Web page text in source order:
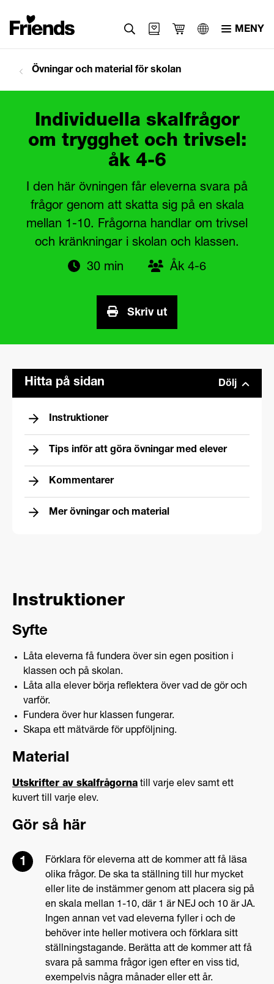
MENY
Övningar och material för skolan
Individuella skalfrågor
om trygghet och trivsel:
åk 4-6
I den här övningen får eleverna svara på
frågor genom att skatta sig på en skala
mellan 1-10. Frågorna handlar om trivsel
och kränkningar i skolan och klassen.
30 min
Åk 4-6
Skriv ut
Hitta på sidan Dölj
Instruktioner
Tips inför att göra övningar med elever
Kommentarer
Mer övningar och material
Instruktioner
Syfte
Låta eleverna få fundera över sin egen position i
klassen och på skolan.
Låta alla elever börja reflektera över vad de gör och
varför.
Fundera över hur klassen fungerar.
Skapa ett mätvärde för uppföljning.
Material
Utskrifter av skalfrågorna till varje elev samt ett
kuvert till varje elev.
Gör så här
Förklara för eleverna att de kommer att få läsa
olika frågor. De ska ta ställning till hur mycket
eller lite de instämmer genom att placera sig på
en skala mellan 1-10, där 1 är NEJ och 10 är JA.
Ingen annan vet vad eleverna fyller i och de
behöver inte heller motivera och förklara sitt
ställningstagande. Berätta att de kommer att få
svara på samma frågor igen efter en viss tid,
exempelvis några månader eller ett år.